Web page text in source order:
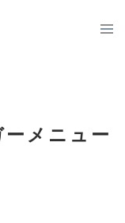
メニュー